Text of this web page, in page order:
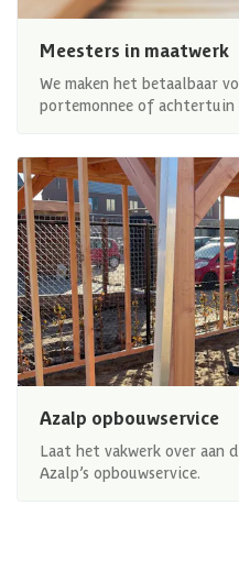
Meesters in maatwerk
We maken het betaalbaar
portemonnee of achtertuin
Azalp opbouwservice
Laat het vakwerk over aan
Azalp’s opbouwservice.